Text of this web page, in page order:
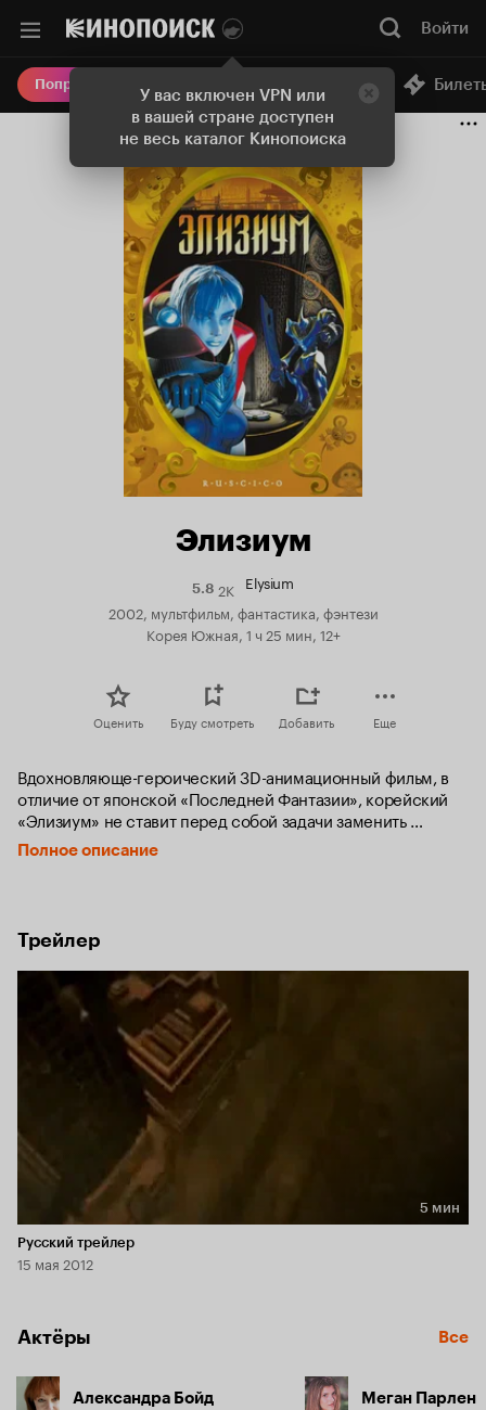
У вас включен VPN или
в вашей стране доступен
не весь каталог Кинопоиска
Войти
Попробовать Плюс Онлайн-кинотеатр
Элизиум
5.8Рейтинг
Кинопоиска
2K Elysium
2002, мультфильм, фантастика, фэнтези
Корея Южная, 1 ч 25 мин, 12+
Оценить Буду смотреть Добавить Еще
Вдохновляюще-героический 3D-анимационный фильм, в
отличие от японской «Последней Фантазии», корейский
«Элизиум» не ставит перед собой задачи заменить
реальных актёров.
картины позволяет каждому зрителю выбрать персонажа,
позицию и характер которого он разделяет. А общее
фантастическое течение сюжета, с межпланетной войной
и боевыми роботами-биомеханоидами, трогательной
молодёжной любовью, гонками на турбоциклах «джай-
алай» и осознанием непростой Правды, мальчишкой-
драчуном и присматривающим за ним уморительным
роботом-нянькой, делает из него ненудный, по-честному и
увлекательно, воспитывающий фильм.
Противостояние Добра и Зла, такова извечная дилемма,
вокруг которой строятся все истории, будь то древние
сказки или футуристическая фантастика.
Полное описание
Трейлер
Длительность 5 мин
5 мин
Русский трейлер
15 мая 2012
Актёры Все
Александра Бойд Меган Парлен